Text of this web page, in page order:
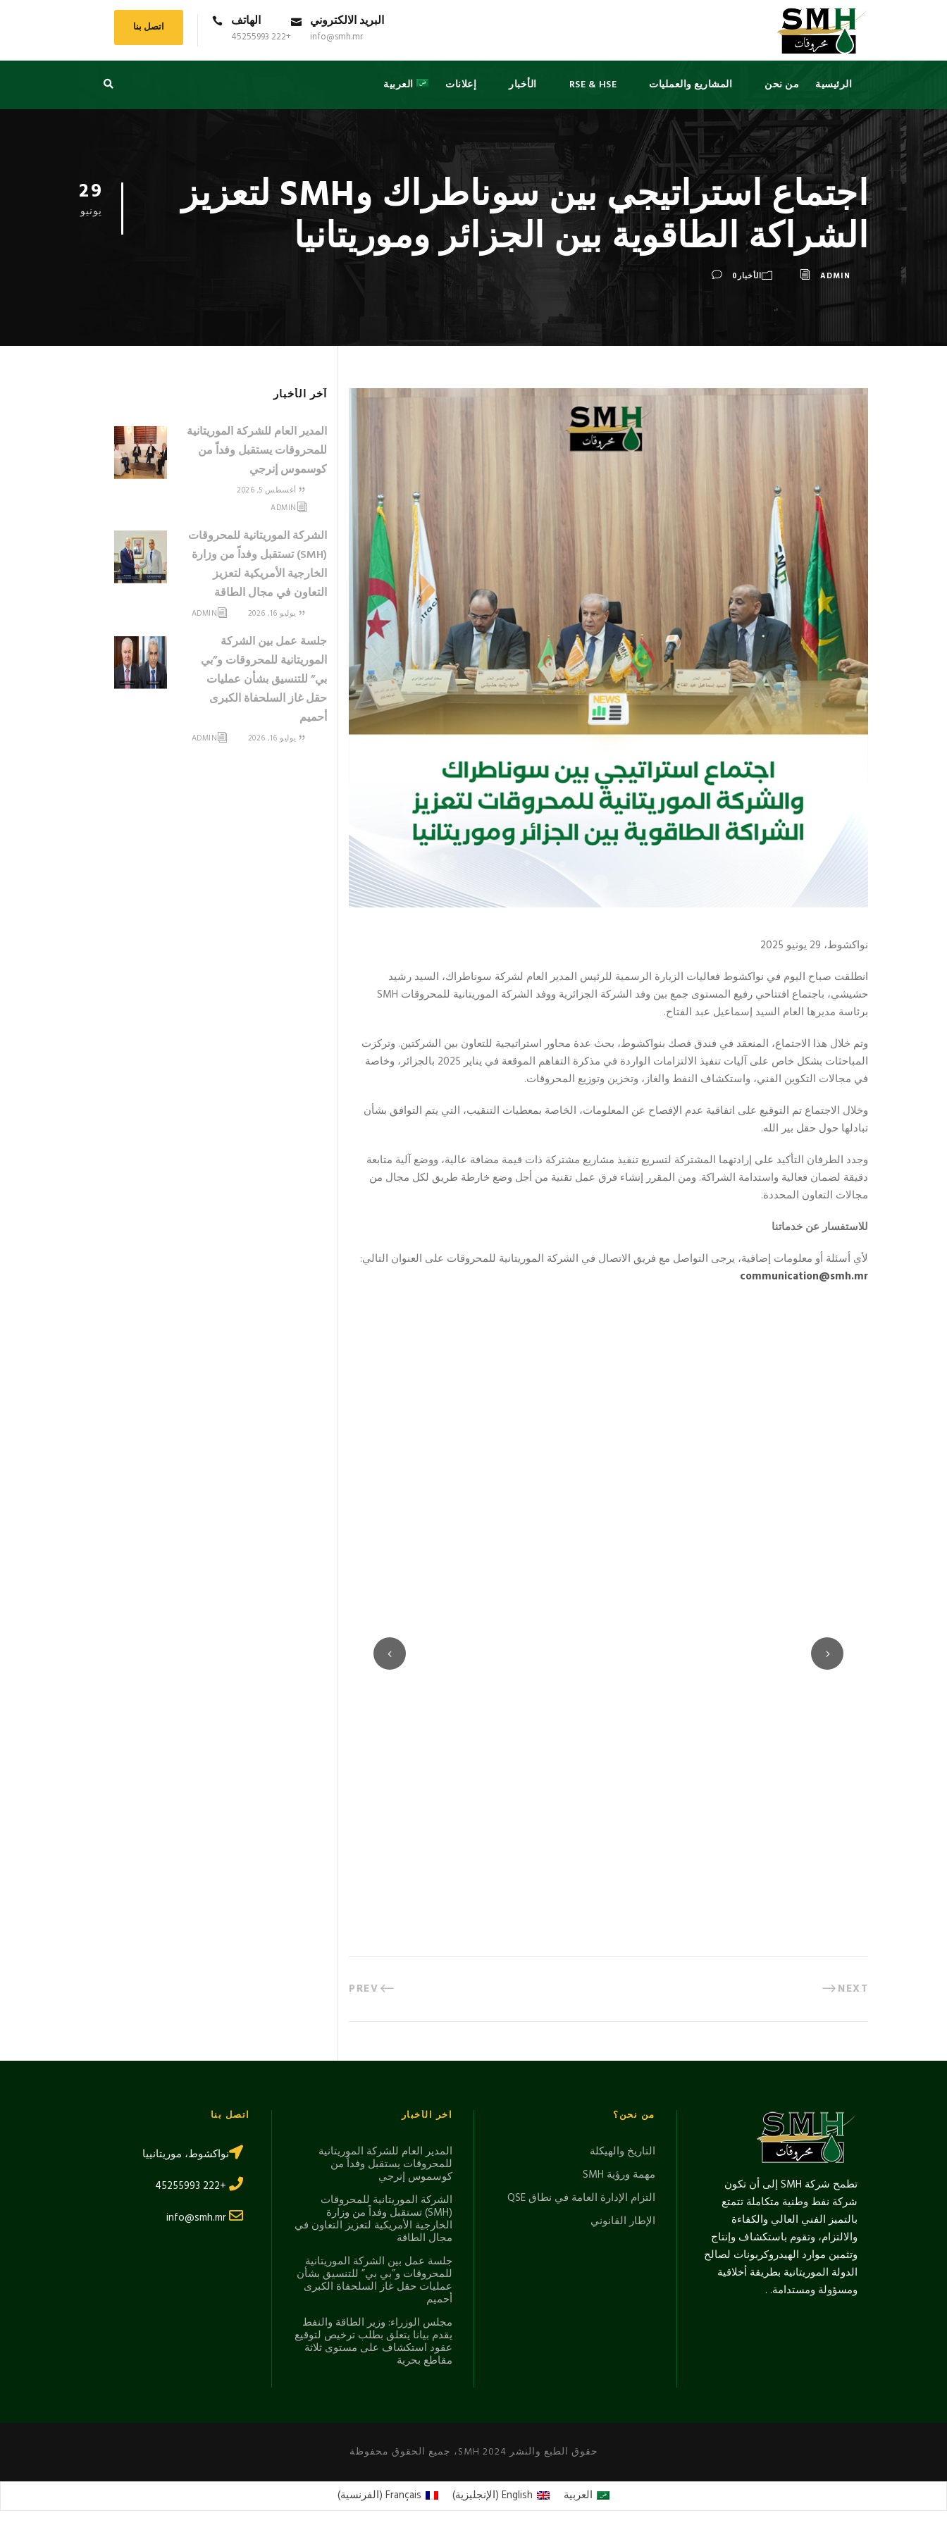
البريد الالكتروني
info@smh.mr
الهاتف
+222 45255993
اتصل بنا
الرئيسية من نحن المشاريع والعمليات RSE & HSE الأخبار إعلانات العربية
29
يونيو اجتماع استراتيجي بين سوناطراك وSMH لتعزيز
الشراكة الطاقوية بين الجزائر وموريتانيا
ADMIN الأخبار0
نواكشوط، 29 يونيو 2025
انطلقت صباح اليوم في نواكشوط فعاليات الزيارة الرسمية للرئيس المدير العام لشركة سوناطراك، السيد رشيد
حشيشي، باجتماع افتتاحي رفيع المستوى جمع بين وفد الشركة الجزائرية ووفد الشركة الموريتانية للمحروقات SMH
برئاسة مديرها العام السيد إسماعيل عبد الفتاح.
وتم خلال هذا الاجتماع، المنعقد في فندق فصك بنواكشوط، بحث عدة محاور استراتيجية للتعاون بين الشركتين. وتركزت
المباحثات بشكل خاص على آليات تنفيذ الالتزامات الواردة في مذكرة التفاهم الموقعة في يناير 2025 بالجزائر، وخاصة
في مجالات التكوين الفني، واستكشاف النفط والغاز، وتخزين وتوزيع المحروقات.
وخلال الاجتماع تم التوقيع على اتفاقية عدم الإفصاح عن المعلومات، الخاصة بمعطيات التنقيب، التي يتم التوافق بشأن
تبادلها حول حقل بير الله.
وجدد الطرفان التأكيد على إرادتهما المشتركة لتسريع تنفيذ مشاريع مشتركة ذات قيمة مضافة عالية، ووضع آلية متابعة
دقيقة لضمان فعالية واستدامة الشراكة. ومن المقرر إنشاء فرق عمل تقنية من أجل وضع خارطة طريق لكل مجال من
مجالات التعاون المحددة.
للاستفسار عن خدماتنا
لأي أسئلة أو معلومات إضافية، يرجى التواصل مع فريق الاتصال في الشركة الموريتانية للمحروقات على العنوان التالي:
communication@smh.mr
PREV NEXT
آخر الأخبار
المدير العام للشركة الموريتانية
للمحروقات يستقبل وفداً من
كوسموس إنرجي
أغسطس 5, 2026
ADMIN
الشركة الموريتانية للمحروقات
(SMH) تستقبل وفداً من وزارة
الخارجية الأمريكية لتعزيز
التعاون في مجال الطاقة
يوليو 16, 2026 ADMIN
جلسة عمل بين الشركة
الموريتانية للمحروقات و”بي
بي” للتنسيق بشأن عمليات
حقل غاز السلحفاة الكبرى
أحميم
يوليو 16, 2026 ADMIN
تطمح شركة SMH إلى أن تكون
شركة نفط وطنية متكاملة تتمتع
بالتميز الفني العالي والكفاءة
والالتزام، وتقوم باستكشاف وإنتاج
وتثمين موارد الهيدروكربونات لصالح
الدولة الموريتانية بطريقة أخلاقية
ومسؤولة ومستدامة. .
من نحن؟
التاريخ والهيكلة
مهمة ورؤية SMH
التزام الإدارة العامة في نطاق QSE
الإطار القانوني
آخر الأخبار
المدير العام للشركة الموريتانية
للمحروقات يستقبل وفداً من
كوسموس إنرجي
الشركة الموريتانية للمحروقات
(SMH) تستقبل وفداً من وزارة
الخارجية الأمريكية لتعزيز التعاون في
مجال الطاقة
جلسة عمل بين الشركة الموريتانية
للمحروقات و”بي بي” للتنسيق بشأن
عمليات حقل غاز السلحفاة الكبرى
أحميم
مجلس الوزراء: وزير الطاقة والنفط
يقدم بيانا يتعلق بطلب ترخيص لتوقيع
عقود استكشاف على مستوى ثلاثة
مقاطع بحرية
اتصل بنا
نواكشوط، موريتانييا
+222 45255993
info@smh.mr
حقوق الطبع والنشر 2024 SMH، جميع الحقوق محفوظة
العربية English
(الإنجليزية)
Français
(الفرنسية)